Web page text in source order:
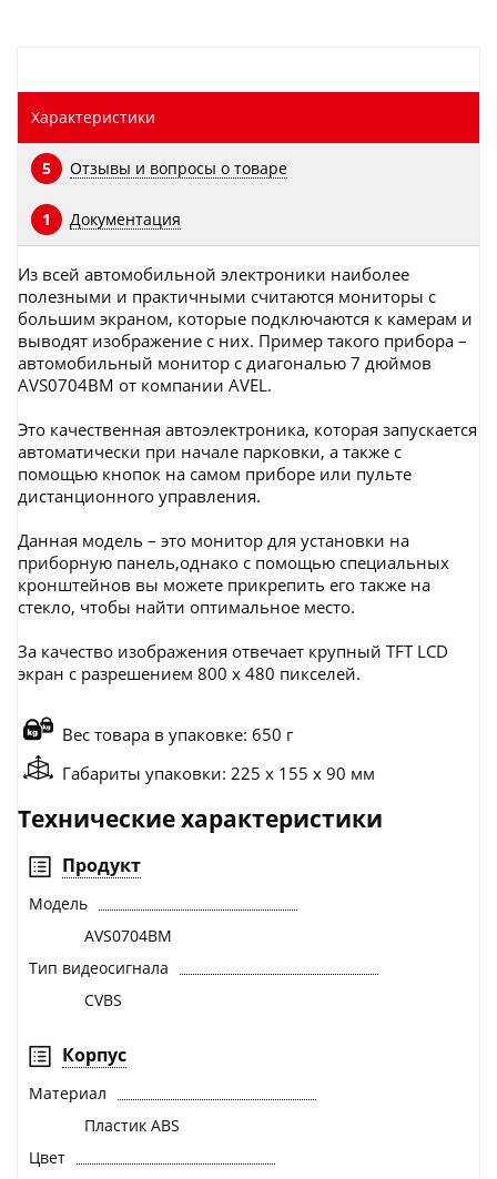
Характеристики
5 Отзывы и вопросы о товаре
1 Документация
Из всей автомобильной электроники наиболее
полезными и практичными считаются мониторы с
большим экраном, которые подключаются к камерам и
выводят изображение с них. Пример такого прибора –
автомобильный монитор с диагональю 7 дюймов
AVS0704BM от компании AVEL.
Это качественная автоэлектроника, которая запускается
автоматически при начале парковки, а также с
помощью кнопок на самом приборе или пульте
дистанционного управления.
Данная модель – это монитор для установки на
приборную панель,однако с помощью специальных
кронштейнов вы можете прикрепить его также на
стекло, чтобы найти оптимальное место.
За качество изображения отвечает крупный TFT LCD
экран с разрешением 800 х 480 пикселей.
Вес товара в упаковке: 650 г
Габариты упаковки: 225 x 155 x 90 мм
Технические характеристики
Продукт
Модель
AVS0704BM
Тип видеосигнала
CVBS
Корпус
Материал
Пластик ABS
Цвет